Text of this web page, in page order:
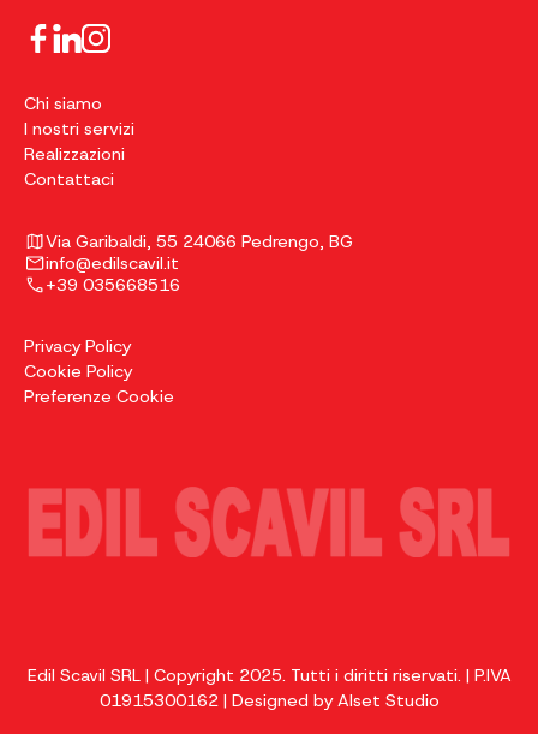
Chi siamo
I nostri servizi
Realizzazioni
Contattaci
Via Garibaldi, 55 24066 Pedrengo, BG
info@edilscavil.it
+39 035668516
Privacy Policy
Cookie Policy
Preferenze Cookie
Edil Scavil SRL | Copyright 2025. Tutti i diritti riservati. | P.IVA
01915300162 | Designed byAlset Studio